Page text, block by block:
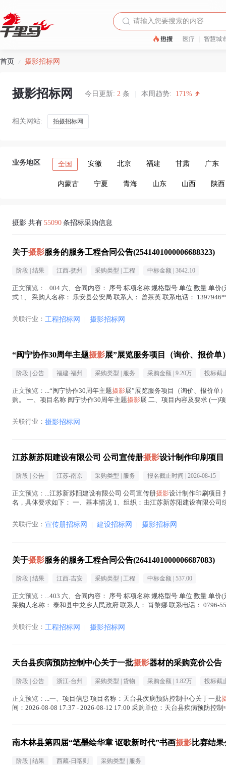
医疗 智慧城
首页 / 摄影招标网
摄影招标网 今日更新: 2 条 本周趋势: 171%
相关网站: 拍摄招标网
业务地区 全国 安徽 北京 福建 甘肃 广东
内蒙古 宁夏 青海 山东 山西 陕西
摄影 共有 55090 条招标采购信息
关于摄影服务的服务工程合同公告(2541401000006688323)
阶段 | 结果 江西-抚州 采购类型 | 工程 中标金额 | 3642.10
正文预览： ...004 六、合同内容： 序号 标项名称 规格型号 单位 数量 单价
式 1、 采购人名称： 乐安县公安局 联系人： 曾茶英 联系电话：
关联行业： 工程招标网 | 摄影招标网
“闽宁协作30周年主题摄影展”展览服务项目（询价、报价单
阶段 | 公告 福建-福州 采购类型 | 服务 采购金额 | 9.20万 投标截
正文预览： ...“闽宁协作30周年主题摄影展”展览服务项目（询价、报价单
购。 一、项目名称 闽宁协作30周年主题摄影展 二、项目内容及要求 (一)
关联行业： 摄影招标网
江苏新苏阳建设有限公司 公司宣传册摄影设计制作印刷项目
阶段 | 公告 江苏-南京 采购类型 | 服务 报名截止时间 | 2026-08-15
正文预览： ...江苏新苏阳建设有限公司 公司宣传册摄影设计制作印刷项目
名，具体要求如下： 一、基本情况 1、组织：由江苏新苏阳建设有限公
关联行业： 宣传册招标网 | 建设招标网 | 摄影招标网
关于摄影服务的服务工程合同公告(2641401000006687083)
阶段 | 结果 江西-吉安 采购类型 | 工程 中标金额 | 537.00
正文预览： ...403 六、合同内容： 序号 标项名称 规格型号 单位 数量 单价
采购人名称： 泰和县中龙乡人民政府 联系人： 肖黎娜 联系电话： 0796-
关联行业： 工程招标网 | 摄影招标网
天台县疾病预防控制中心关于一批摄影器材的采购竞价公告
阶段 | 公告 浙江-台州 采购类型 | 货物 采购金额 | 1.82万 投标截
正文预览： ...一、项目信息 项目名称：天台县疾病预防控制中心关于一批
间：2026-08-08 17:37 - 2026-08-12 17:00 采购单位：天台县疾病预防控
南木林县第四届“笔墨绘华章 讴歌新时代”书画摄影比赛结
阶段 | 结果 西藏-日喀则 采购类型 | 服务